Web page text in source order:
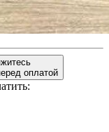
со мной перед оплатой